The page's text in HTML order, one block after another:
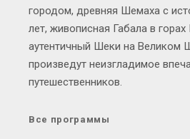
городом, древняя Шемаха с
лет, живописная Габала в горах
аутентичный Шеки на Великом
произведут неизгладимое
путешественников.
Все программы